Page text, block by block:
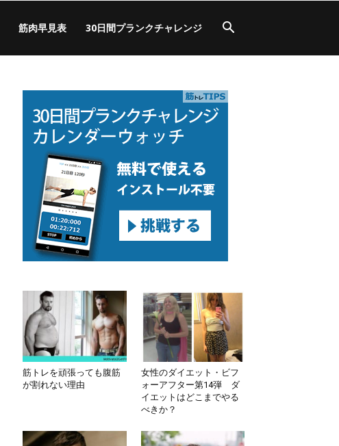
筋肉早見表 30日間プランクチャレンジ
筋トレを頑張っても腹筋
が割れない理由
女性のダイエット・ビフ
ォーアフター第14弾 ダ
イエットはどこまでやる
べきか？